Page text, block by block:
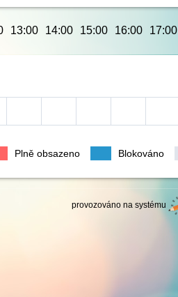
13:00 14:00 15:00 16:00 17:00
Plně obsazeno Blokováno
provozováno na systému